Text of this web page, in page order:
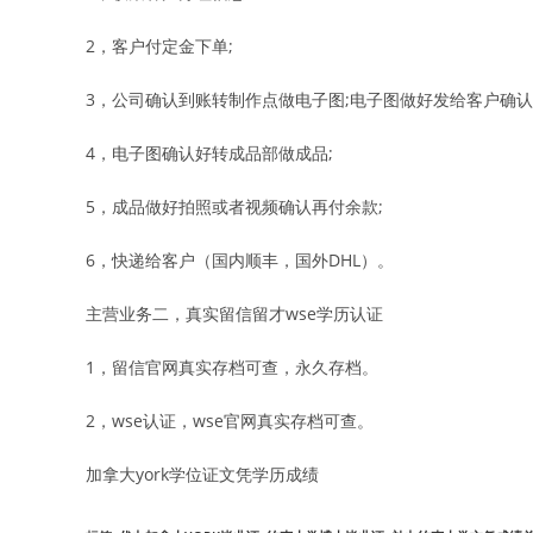
2，客户付定金下单;
3，公司确认到账转制作点做电子图;电子图做好发给客户确
4，电子图确认好转成品部做成品;
5，成品做好拍照或者视频确认再付余款;
6，快递给客户（国内顺丰，国外DHL）。
主营业务二，真实留信留才wse学历认证
1，留信官网真实存档可查，永久存档。
2，wse认证，wse官网真实存档可查。
加拿大york学位证文凭学历成绩